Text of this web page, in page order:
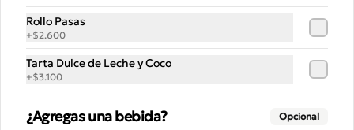
Rollo Pasas
+$2.600
Tarta Dulce de Leche y Coco
+$3.100
¿Agregas una bebida? Opcional